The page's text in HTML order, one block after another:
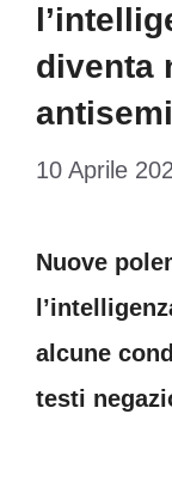
diventa
10 Aprile
Nuove
alcune
testi